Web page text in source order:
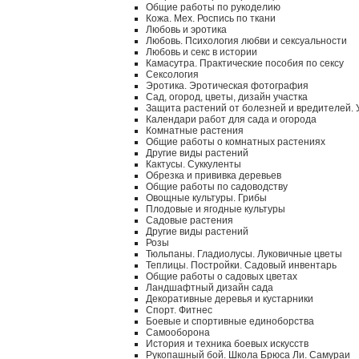
Общие работы по рукоделию
Кожа. Мех. Роспись по ткани
Любовь и эротика
Любовь. Психология любви и сексуальности
Любовь и секс в истории
Камасутра. Практические пособия по сексу
Сексология
Эротика. Эротическая фотография
Сад, огород, цветы, дизайн участка
Защита растений от болезней и вредителей.
Календари работ для сада и огорода
Комнатные растения
Общие работы о комнатных растениях
Другие виды растений
Кактусы. Суккуленты
Обрезка и прививка деревьев
Общие работы по садоводству
Овощные культуры. Грибы
Плодовые и ягодные культуры
Садовые растения
Другие виды растений
Розы
Тюльпаны. Гладиолусы. Луковичные цветы
Теплицы. Постройки. Садовый инвентарь
Общие работы о садовых цветах
Ландшафтный дизайн сада
Декоративные деревья и кустарники
Спорт. Фитнес
Боевые и спортивные единоборства
Самооборона
История и техника боевых искусств
Рукопашный бой. Школа Брюса Ли. Самураи